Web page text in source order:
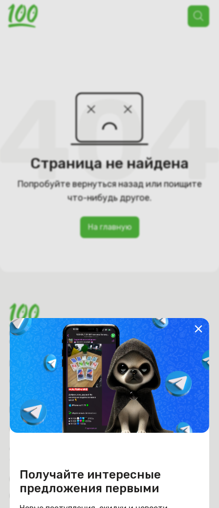
Поиск
товаров
Получайте интересные
предложения первыми
Страница не найдена
Попробуйте вернуться назад или поищите
что-нибудь другое.
На главную
Время работы с 9:00 до 21:00
г. Минск, пр-т. Независимости, д.94
Рейтинг магазина:
4.6 из 5
Покупателям
Оплата
Отзывы
Обмен и возврат